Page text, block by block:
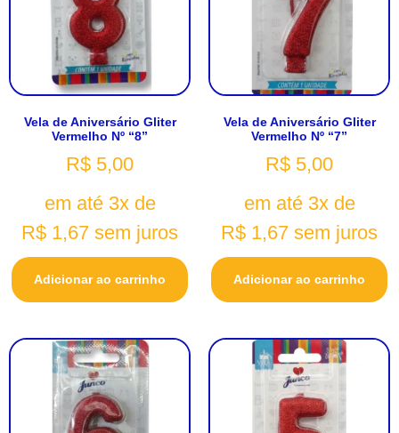
Vela de Aniversário Gliter
Vermelho Nº “8”
R$ 5,00
em até 3x de
R$ 1,67 sem juros
Adicionar ao carrinho
Vela de Aniversário Gliter
Vermelho Nº “7”
R$ 5,00
em até 3x de
R$ 1,67 sem juros
Adicionar ao carrinho